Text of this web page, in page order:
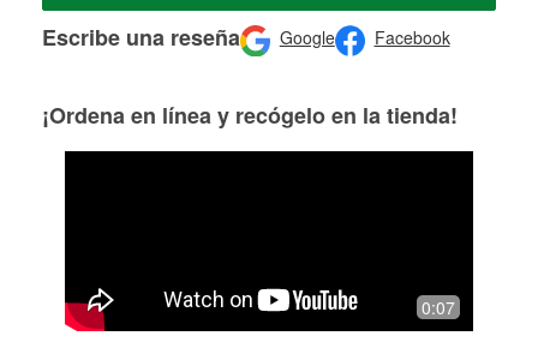
Escribe una reseña Google Facebook
¡Ordena en línea y recógelo en la tienda!
0:07